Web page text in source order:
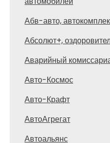
Абв-авто,
Абсолют+,
Аварийный
Авто-Космос
Авто-Крафт
АвтоАгрегат
Автоальянс